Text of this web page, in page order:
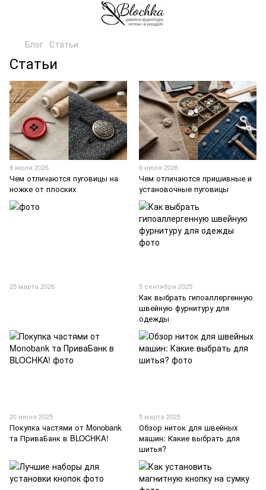
Блог Статьи
Статьи
8 июля 2026
Чем отличаются пуговицы на
ножке от плоских
6 июля 2026
Чем отличаются пришивные и
установочные пуговицы
25 марта 2026 5 сентября 2025
Как выбрать гипоаллергенную
швейную фурнитуру для
одежды
20 июня 2025
Покупка частями от Monobank
та ПриваБанк в BLOCHKA!
5 марта 2025
Обзор ниток для швейных
машин: Какие выбрать для
шитья?